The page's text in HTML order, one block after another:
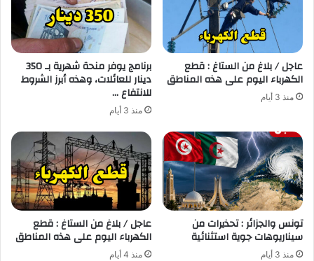
عاجل / بلاغ من الستاغ : قطع
الكهرباء اليوم على هذه المناطق
منذ 3 أيام
برنامج يوفر منحة شهرية بـ 350
دينار للعائلات، وهذه أبرز الشروط
للانتفاع …
منذ 3 أيام
تونس والجزائر : تحذيرات من
سيناريوهات جوية استثنائية
منذ 3 أيام
عاجل / بلاغ من الستاغ : قطع
الكهرباء اليوم على هذه المناطق
منذ 4 أيام